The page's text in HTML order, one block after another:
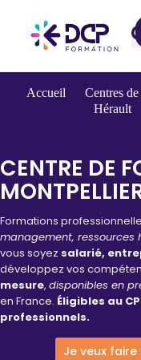
Accueil Centres
Hérault
CENTRE DE
Formations
management, ressources
vous soyez salarié,
développez vos
mesure, disponibles en
en France. Éligibles au
professionnels.
Je veux